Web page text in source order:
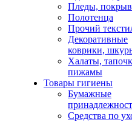
Пледы,
Полотенца
Прочий
Декоративные
коврики,
Халаты,
пижамы
Товары гигиены
Бумажные
Средства по